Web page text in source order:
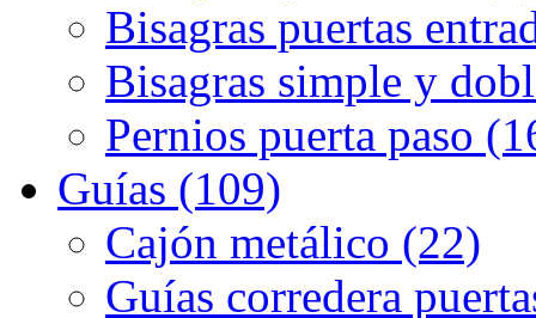
Bisagras puertas
Bisagras simple y
Pernios puerta paso
Guías (109)
Cajón metálico (22)
Guías corredera